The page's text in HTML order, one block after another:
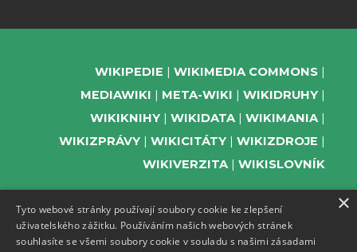
WIKIPEDIE
WIKIMEDIA COMMONS
MEDIAWIKI
META-WIKI
WIKIDRUHY
WIKIKNIHY
WIKIDATA
WIKIMANIA
WIKIZPRÁVY
WIKICITÁTY
WIKIZDROJE
WIKIVERZITA
WIKISLOVNÍK
PODPOŘTE NÁS
×
Tyto webové stránky používají soubory cookie ke zlepšení
uživatelského zážitku. Používáním našich webových stránek
souhlasíte se všemi soubory cookie v souladu s našimi zásadami